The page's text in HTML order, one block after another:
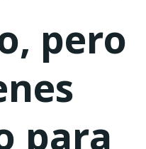
pero
para